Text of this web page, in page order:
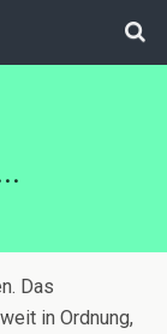
Das
in Ordnung,